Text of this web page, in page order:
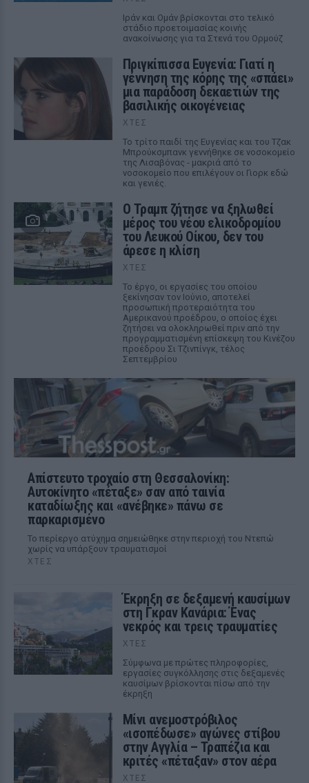
Ιράν και Ομάν βρίσκονται στο τελικό
στάδιο προετοιμασίας κοινής
ανακοίνωσης για τα Στενά του Ορμούζ
Πριγκίπισσα Ευγενία: Γιατί η
γέννηση της κόρης της «σπάει»
μια παράδοση δεκαετιών της
βασιλικής οικογένειας
ΧΤΕΣ
Το τρίτο παιδί της Ευγενίας και του Τζακ
Μπρούκσμπανκ γεννήθηκε σε νοσοκομείο
της Λισαβόνας - μακριά από το
νοσοκομείο που επιλέγουν οι Γιορκ εδώ
και γενιές.
Ο Τραμπ ζήτησε να ξηλωθεί
μέρος του νέου ελικοδρομίου
του Λευκού Οίκου, δεν του
άρεσε η κλίση
ΧΤΕΣ
Το έργο, οι εργασίες του οποίου
ξεκίνησαν τον Ιούνιο, αποτελεί
προσωπική προτεραιότητα του
Αμερικανού προέδρου, ο οποίος έχει
ζητήσει να ολοκληρωθεί πριν από την
προγραμματισμένη επίσκεψη του Κινέζου
προέδρου Σι Τζινπίνγκ, τέλος
Σεπτεμβρίου
Απίστευτο τροχαίο στη Θεσσαλονίκη:
Αυτοκίνητο «πέταξε» σαν από ταινία
καταδίωξης και «ανέβηκε» πάνω σε
παρκαρισμένο
Το περίεργο ατύχημα σημειώθηκε στην περιοχή του Ντεπώ
χωρίς να υπάρξουν τραυματισμοί
ΧΤΕΣ
Έκρηξη σε δεξαμενή καυσίμων
στη Γκραν Κανάρια: Ένας
νεκρός και τρεις τραυματίες
ΧΤΕΣ
Σύμφωνα με πρώτες πληροφορίες,
εργασίες συγκόλλησης στις δεξαμενές
καυσίμων βρίσκονται πίσω από την
έκρηξη
Μίνι ανεμοστρόβιλος
«ισοπέδωσε» αγώνες στίβου
στην Αγγλία – Τραπέζια και
κριτές «πέταξαν» στον αέρα
ΧΤΕΣ